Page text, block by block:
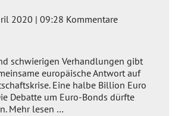
2020 | 09:28 Kommentare
schwierigen Verhandlungen gibt
europäische Antwort auf
Eine halbe Billion Euro
Debatte um Euro-Bonds dürfte
Mehr lesen …